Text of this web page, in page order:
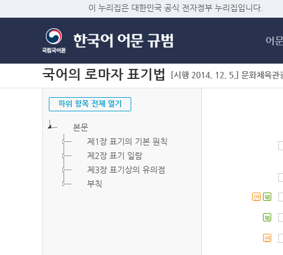
이 누리집은 대한민국 공식 전자정부 누리집입니다.
어
국어의 로마자 표기법 [시행 2014. 12. 5.] 문화체육
하위 항목 전체 열기
본문
제1장 표기의 기본 원칙
제2장 표기 일람
제3장 표기상의 유의점
부칙
연 북
북
연